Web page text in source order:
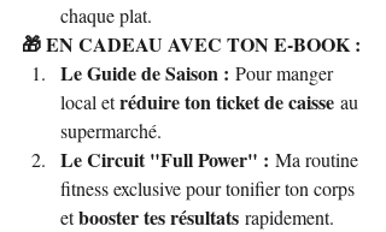
chaque plat.
🎁 EN CADEAU AVEC TON E-BOOK :
Le Guide de Saison : Pour manger
local et réduire ton ticket de caisse au
supermarché.
Le Circuit "Full Power" : Ma routine
fitness exclusive pour tonifier ton corps
et booster tes résultats rapidement.